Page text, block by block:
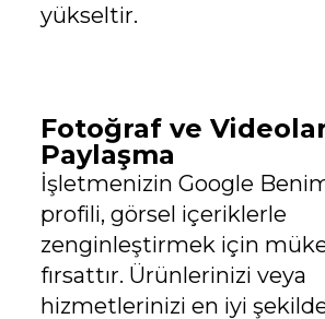
yükseltir.
Fotoğraf ve
Paylaşma
İşletmenizin Google
profili, görsel içeriklerle
zenginleştirmek için
fırsattır. Ürünlerinizi veya
hizmetlerinizi en iyi